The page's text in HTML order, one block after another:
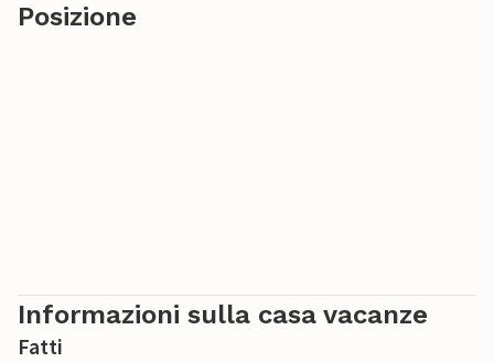
Posizione
Informazioni sulla casa vacanze
Fatti